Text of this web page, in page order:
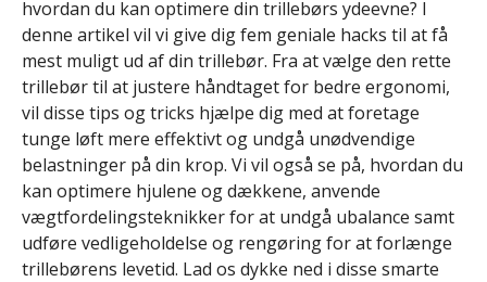
hvordan du kan optimere din trillebørs ydeevne? I
denne artikel vil vi give dig fem geniale hacks til at få
mest muligt ud af din trillebør. Fra at vælge den rette
trillebør til at justere håndtaget for bedre ergonomi,
vil disse tips og tricks hjælpe dig med at foretage
tunge løft mere effektivt og undgå unødvendige
belastninger på din krop. Vi vil også se på, hvordan du
kan optimere hjulene og dækkene, anvende
vægtfordelingsteknikker for at undgå ubalance samt
udføre vedligeholdelse og rengøring for at forlænge
trillebørens levetid. Lad os dykke ned i disse smarte